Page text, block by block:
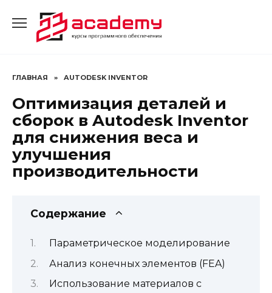
содержанию
ГЛАВНАЯ » AUTODESK INVENTOR
Оптимизация деталей и
сборок в Autodesk Inventor
для снижения веса и
улучшения
производительности
Содержание
Параметрическое моделирование
Анализ конечных элементов (FEA)
Использование материалов с